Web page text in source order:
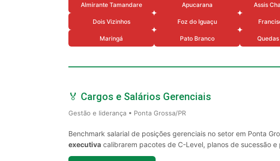
Almirante Tamandare Apucarana Assis
Dois Vizinhos Foz do Iguaçu
Maringá Pato Branco
🏅 Cargos e Salários Gerenciais
Gestão e liderança • Ponta Grossa/PR
Benchmark salarial de posições gerenciais no setor em Ponta
executiva calibrarem pacotes de C-Level, planos de sucessão